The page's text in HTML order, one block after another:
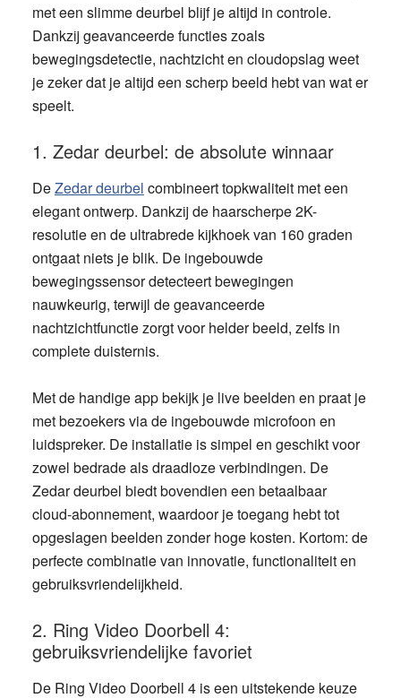
met een slimme deurbel blijf je altijd in controle.
Dankzij geavanceerde functies zoals
bewegingsdetectie, nachtzicht en cloudopslag weet
je zeker dat je altijd een scherp beeld hebt van wat er
speelt.
1. Zedar deurbel: de absolute winnaar
DeZedar deurbel combineert topkwaliteit met een
elegant ontwerp. Dankzij de haarscherpe 2K-
resolutie en de ultrabrede kijkhoek van 160 graden
ontgaat niets je blik. De ingebouwde
bewegingssensor detecteert bewegingen
nauwkeurig, terwijl de geavanceerde
nachtzichtfunctie zorgt voor helder beeld, zelfs in
complete duisternis.
Met de handige app bekijk je live beelden en praat je
met bezoekers via de ingebouwde microfoon en
luidspreker. De installatie is simpel en geschikt voor
zowel bedrade als draadloze verbindingen. De
Zedar deurbel biedt bovendien een betaalbaar
cloud-abonnement, waardoor je toegang hebt tot
opgeslagen beelden zonder hoge kosten. Kortom: de
perfecte combinatie van innovatie, functionaliteit en
gebruiksvriendelijkheid.
2. Ring Video Doorbell 4:
gebruiksvriendelijke favoriet
De Ring Video Doorbell 4is een uitstekende keuze